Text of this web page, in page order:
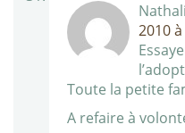
2010
Toute la petite
A refaire à